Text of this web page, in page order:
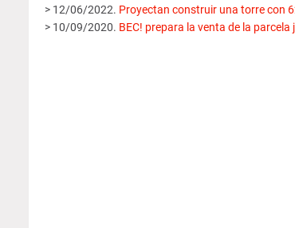
> 12/06/2022. Proyectan construir una torre con
> 10/09/2020. BEC! prepara la venta de la